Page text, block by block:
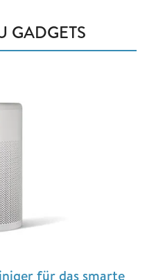
GADGETS
für das smarte